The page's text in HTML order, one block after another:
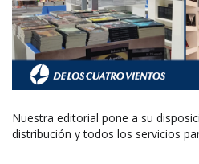
Nuestra editorial pone a su
distribución y todos los servicios